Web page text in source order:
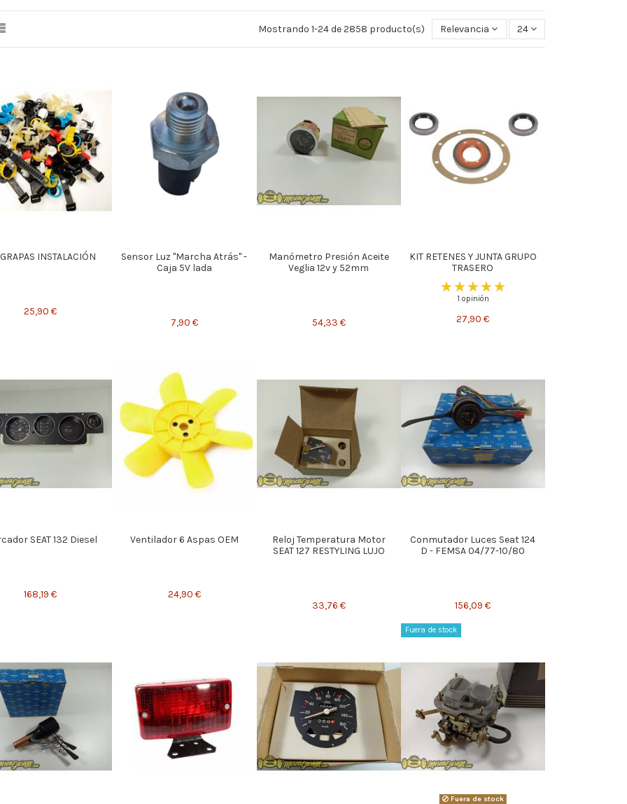
Mostrando 1-24 de 2858 producto(s) Relevancia 24
INSTALACIÓN
25,90 €
Sensor Luz "Marcha Atrás" -
Caja 5V lada
7,90 €
Manómetro Presión Aceite
Veglia 12v y 52mm
54,33 €
KIT RETENES Y JUNTA GRUPO
TRASERO
1 opinión
27,90 €
SEAT 132 Diesel
168,19 €
Ventilador 6 Aspas OEM
24,90 €
Reloj Temperatura Motor
SEAT 127 RESTYLING LUJO
33,76 €
Conmutador Luces Seat 124
D - FEMSA 04/77-10/80
156,09 €
Fuera de stock
Fuera de stock